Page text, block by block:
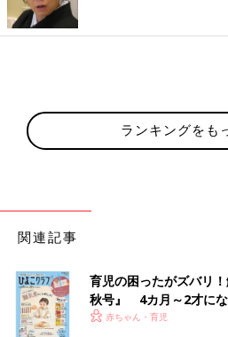
ランキングをも
関連記事
育児の困ったがズバリ
秋号』 4カ月～2才にな
いっぱい！
赤ちゃん・育児